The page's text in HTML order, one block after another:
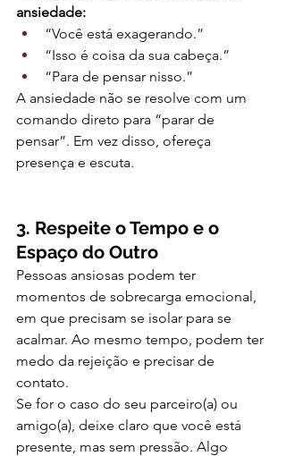
ansiedade:
“Você está exagerando.”
“Isso é coisa da sua cabeça.”
“Para de pensar nisso.”
A ansiedade não se resolve com um
comando direto para “parar de
pensar”. Em vez disso, ofereça
presença e escuta.
3. Respeite o Tempo e o
Espaço do Outro
Pessoas ansiosas podem ter
momentos de sobrecarga emocional,
em que precisam se isolar para se
acalmar. Ao mesmo tempo, podem ter
medo da rejeição e precisar de
contato.
Se for o caso do seu parceiro(a) ou
amigo(a), deixe claro que você está
presente, mas sem pressão. Algo